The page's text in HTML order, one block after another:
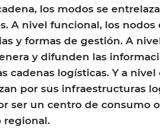
los modos se
A nivel funcional, los
y formas de gestión. A
y difunden las
cadenas logísticas. Y a nivel
por sus infraestructuras
ser un centro de consumo
regional.